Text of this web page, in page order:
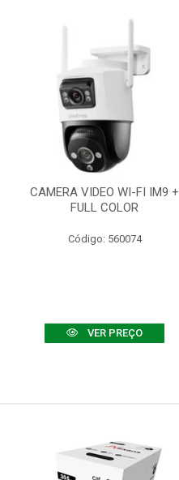
CAMERA VIDEO WI-FI IM9 +
FULL COLOR
Código: 560074
VER PREÇO